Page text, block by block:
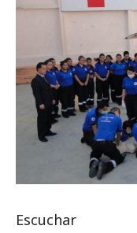
Escuchar